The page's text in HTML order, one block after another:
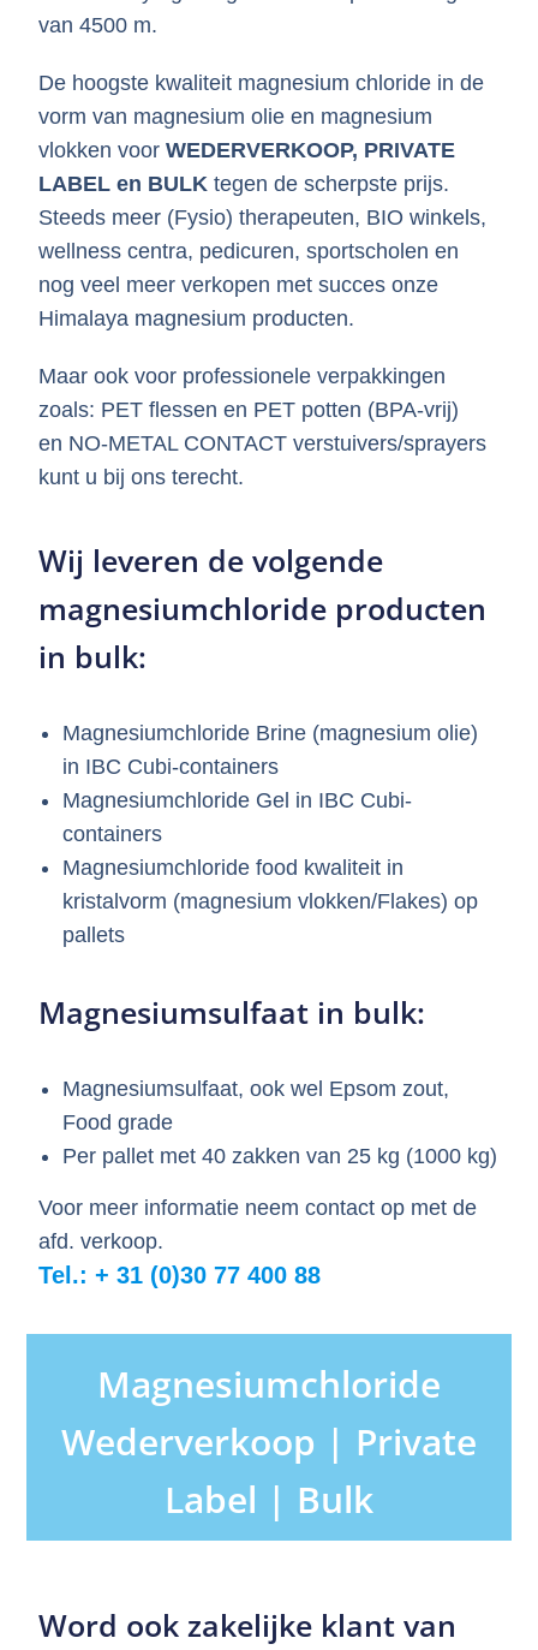
van 4500 m.
De hoogste kwaliteit magnesium chloride in de
vorm van magnesium olie en magnesium
vlokken voorWEDERVERKOOP, PRIVATE
LABEL en BULK tegen de scherpste prijs.
Steeds meer (Fysio) therapeuten, BIO winkels,
wellness centra, pedicuren, sportscholen en
nog veel meer verkopen met succes onze
Himalaya magnesium producten.
Maar ook voor professionele verpakkingen
zoals: PET flessen en PET potten (BPA-vrij)
en NO-METAL CONTACT verstuivers/sprayers
kunt u bij ons terecht.
Wij leveren de volgende
magnesiumchloride producten
in bulk:
Magnesiumchloride Brine (magnesium olie)
in IBC Cubi-containers
Magnesiumchloride Gel in IBC Cubi-
containers
Magnesiumchloride food kwaliteit in
kristalvorm (magnesium vlokken/Flakes) op
pallets
Magnesiumsulfaat in bulk:
Magnesiumsulfaat, ook wel Epsom zout,
Food grade
Per pallet met 40 zakken van 25 kg (1000 kg)
Voor meer informatie neem contact op met de
afd. verkoop.
Tel.: + 31 (0)30 77 400 88
Magnesiumchloride
Wederverkoop | Private
Label | Bulk
Word ook zakelijke klant van